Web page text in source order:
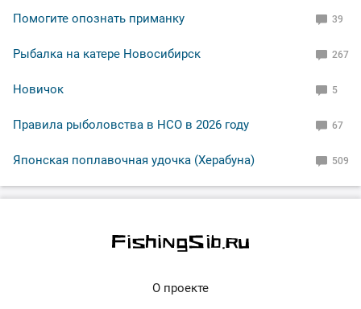
Помогите опознать приманку 39
Рыбалка на катере Новосибирск 267
Новичок 5
Правила рыболовства в НСО в 2026 году 67
Японская поплавочная удочка (Херабуна) 509
О проекте